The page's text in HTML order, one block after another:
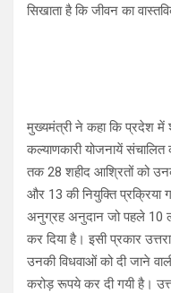
सिखाता है कि जीवन का
मुख्यमंत्री ने कहा कि प्रदेश
कल्याणकारी योजनायें
तक 28 शहीद आश्रितों को
और 13 की नियुक्ति प्रक्रिया
अनुग्रह अनुदान जो पहले 10
कर दिया है। इसी प्रकार
उनकी विधवाओं को दी जाने
करोड़ रूपये कर दी गयी है।